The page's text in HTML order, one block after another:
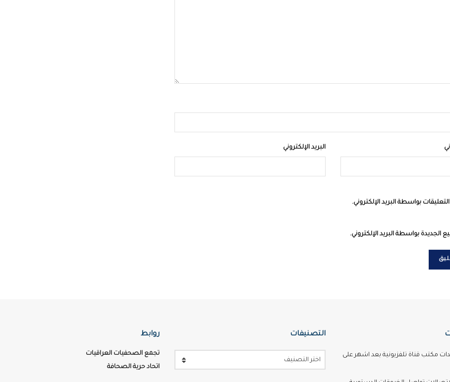
البريد الإلكتروني
بواسطة البريد الإلكتروني.
الجديدة بواسطة البريد الإلكتروني.
مكتب قناة تلفزيونية بعد اشهر على
التصنيفات
اختر التصنيف
روابط
تجمع الصحفيات العراقيات
اتحاد حرية الصحافة